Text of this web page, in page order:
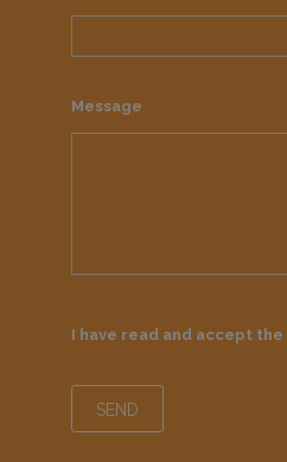
Message
I have read and accept the